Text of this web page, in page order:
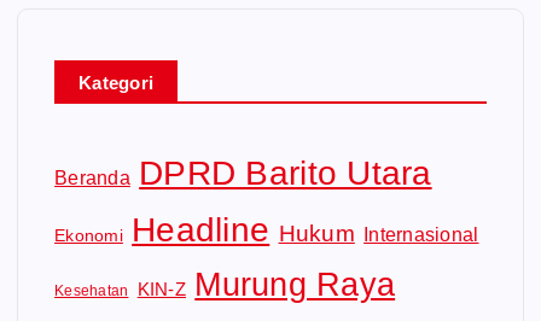
Kategori
Beranda DPRD Barito Utara
Ekonomi Headline Hukum Internasional
Kesehatan KIN-Z Murung Raya